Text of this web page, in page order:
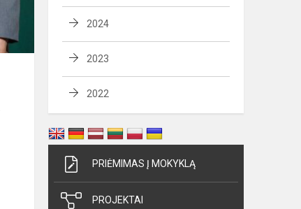
2024
2023
2022
PRIĖMIMAS Į MOKYKLĄ
PROJEKTAI